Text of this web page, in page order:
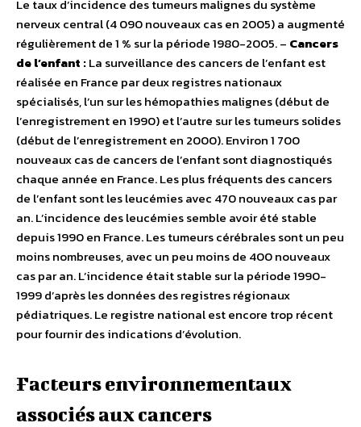
Le taux d’incidence des tumeurs malignes du système
nerveux central (4 090 nouveaux cas en 2005) a augmenté
régulièrement de 1 % sur la période 1980-2005. – Cancers
de l’enfant :La surveillance des cancers de l’enfant est
réalisée en France par deux registres nationaux
spécialisés, l’un sur les hémopathies malignes (début de
l’enregistrement en 1990) et l’autre sur les tumeurs solides
(début de l’enregistrement en 2000). Environ 1 700
nouveaux cas de cancers de l’enfant sont diagnostiqués
chaque année en France. Les plus fréquents des cancers
de l’enfant sont les leucémies avec 470 nouveaux cas par
an. L’incidence des leucémies semble avoir été stable
depuis 1990 en France. Les tumeurs cérébrales sont un peu
moins nombreuses, avec un peu moins de 400 nouveaux
cas par an. L’incidence était stable sur la période 1990-
1999 d’après les données des registres régionaux
pédiatriques. Le registre national est encore trop récent
pour fournir des indications d’évolution.
Facteurs environnementaux
associés aux cancers